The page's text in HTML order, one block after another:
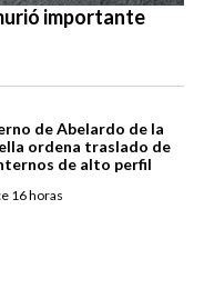
importante
de Abelardo de la
ordena traslado de
de alto perfil
16 horas